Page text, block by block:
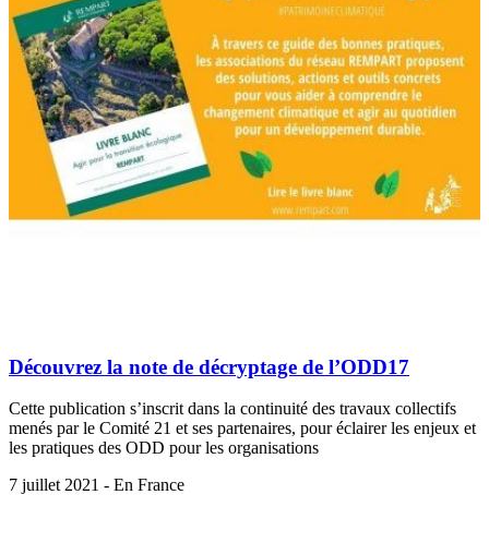
Découvrez la note de décryptage de l’ODD17
Cette publication s’inscrit dans la continuité des travaux collectifs
menés par le Comité 21 et ses partenaires, pour éclairer les enjeux et
les pratiques des ODD pour les organisations
7 juillet 2021 - En France